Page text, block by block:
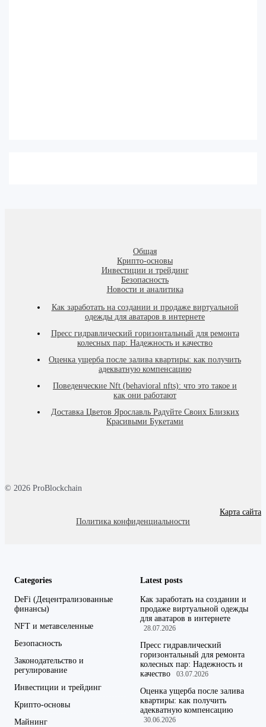
Общая
Крипто-основы
Инвестиции и трейдинг
Безопасность
Новости и аналитика
Как заработать на создании и продаже виртуальной
одежды для аватаров в интернете
Пресс гидравлический горизонтальный для ремонта
колесных пар: Надежность и качество
Оценка ущерба после залива квартиры: как получить
адекватную компенсацию
Поведенческие Nft (behavioral nfts): что это такое и
как они работают
Доставка Цветов Ярославль Радуйте Своих Близких
Красивыми Букетами
© 2026 ProBlockchain
Карта сайта
Политика конфиденциальности
Categories
DeFi (Децентрализованные
финансы)
NFT и метавселенные
Безопасность
Законодательство и
регулирование
Инвестиции и трейдинг
Крипто-основы
Майнинг
Latest posts
Как заработать на создании и
продаже виртуальной одежды
для аватаров в интернете
28.07.2026
Пресс гидравлический
горизонтальный для ремонта
колесных пар: Надежность и
качество
03.07.2026
Оценка ущерба после залива
квартиры: как получить
адекватную компенсацию
30.06.2026